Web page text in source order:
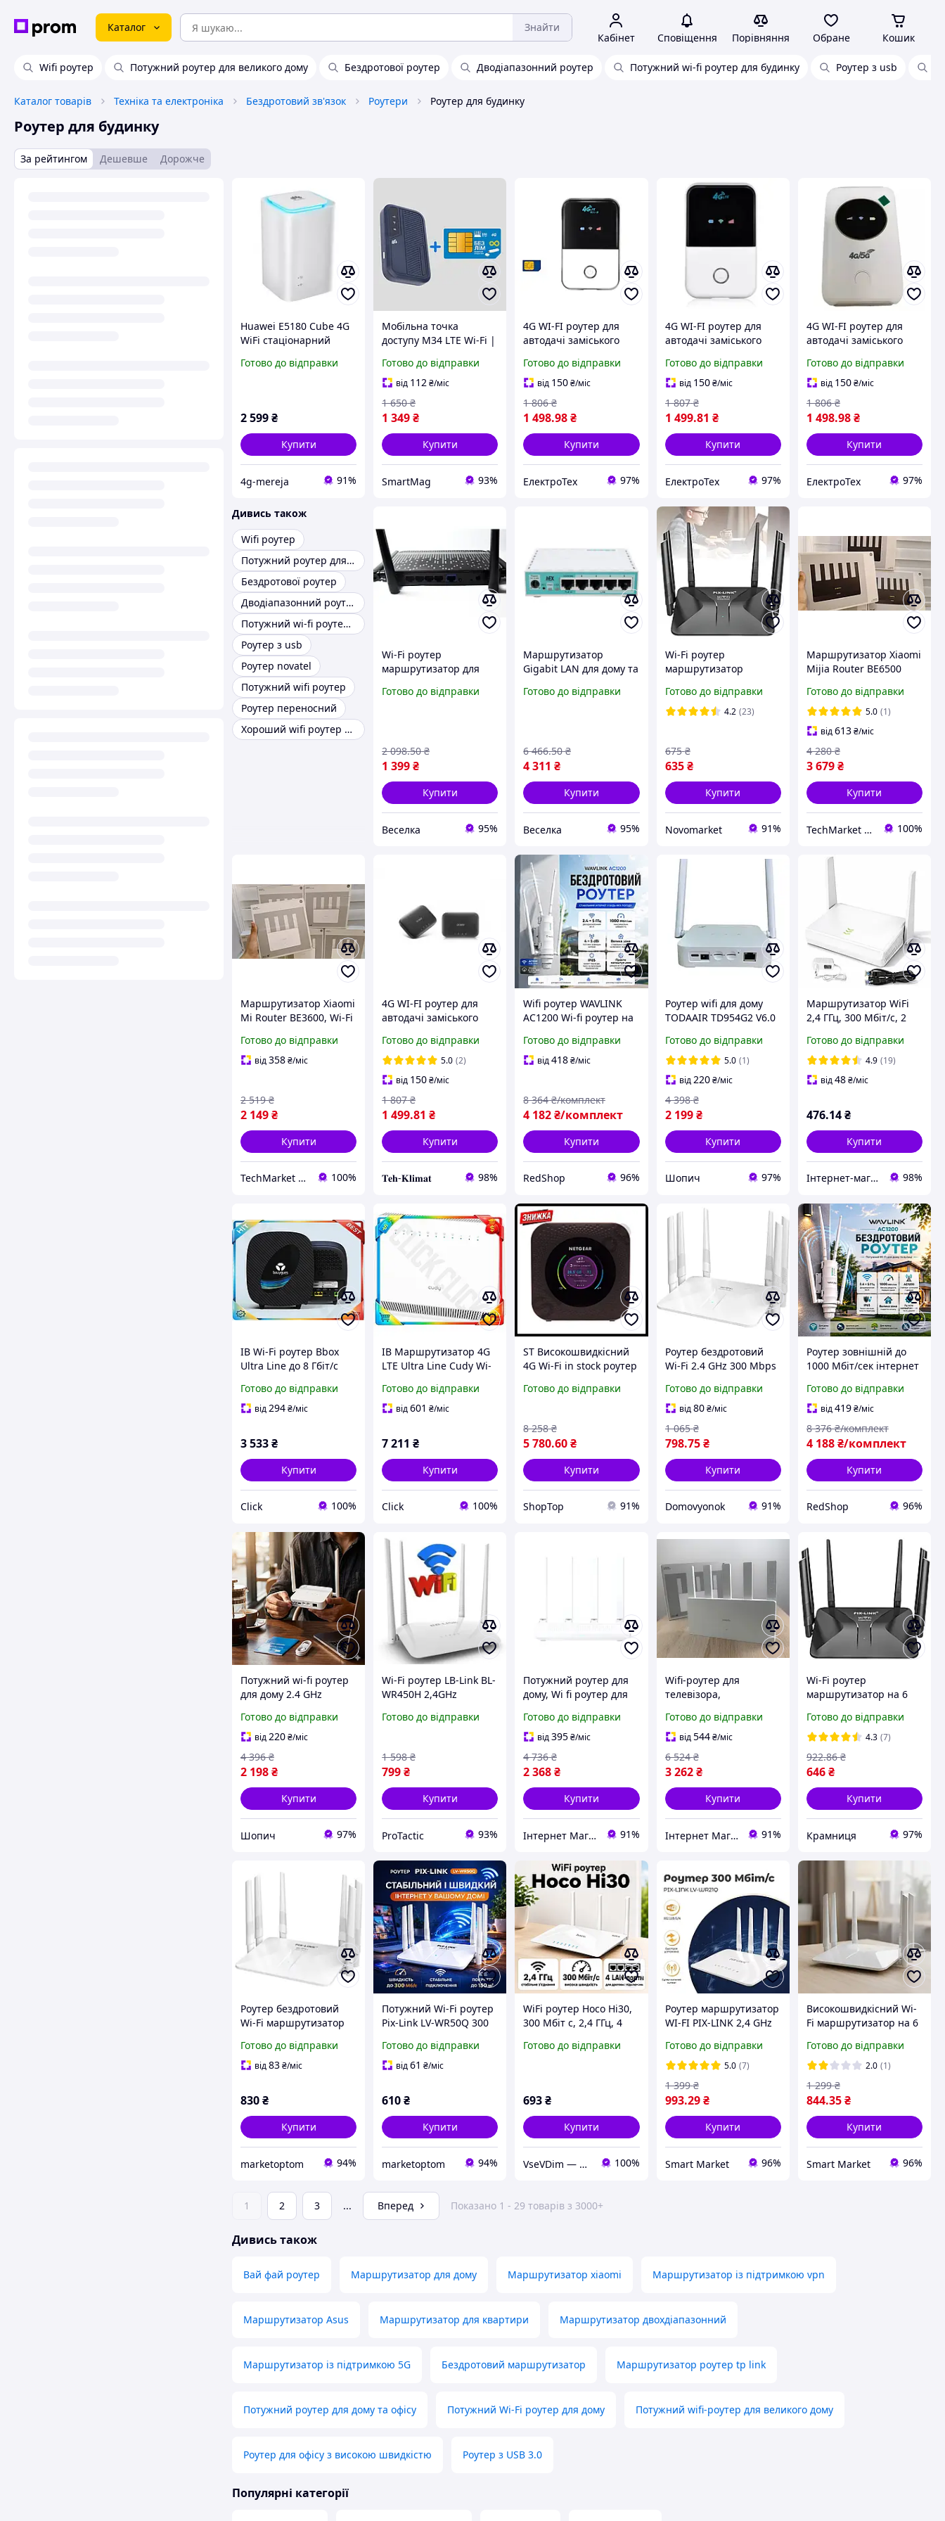
Каталог Знайти
Кабінет Сповіщення Порівняння Обране Кошик
Wifi роутер Потужний роутер для великого дому Бездротової роутер Дводіапазонний роутер Потужний wi-fi роутер для будинку Роутер з usb
Каталог товарів Техніка та електроніка Бездротовий зв'язок Роутери Роутер для будинку
Роутер для будинку
За рейтингом Дешевше Дорожче
Huawei E5180 Cube 4G
WiFi стаціонарний
швидкість до 150 Мбіт/
Готово до відправки
2 599₴
Купити
4g-mereja 91%
Мобільна точка
доступу М34 LTE Wi-Fi |
подорожей +
ПОДАРУНОК 1міс
безлімітного інтернету
Київстар
Готово до відправки
від 112₴/міс
1 349₴
1 650 ₴
Купити
SmartMag 93%
4G WI-FI роутер для
автодачі заміського
MF903 до 100 мб D2-
2026
Готово до відправки
від 150₴/міс
1 498.98₴
1 806 ₴
Купити
ЕлектроТех 97%
4G WI-FI роутер для
автодачі заміського
MF925 до 150 мб
Готово до відправки
від 150 ₴/міс
1 499.81 ₴
1 807 ₴
Купити
ЕлектроТех 97%
4G WI-FI роутер для
автодачі заміського
до 150 мб
Готово до відправки
від 150₴/міс
1 498.98₴
1 806 ₴
Купити
ЕлектроТех 97%
Дивись також
Wifi роутер
Потужний роутер для великого дому
Бездротової роутер
Дводіапазонний роутер
Потужний wi-fi роутер для будинку
Роутер з usb
Роутер novatel
Потужний wifi роутер
Роутер переносний
Хороший wifi роутер для будинку
Wi-Fi роутер
маршрутизатор для
Мбіт/с 4 антени
Готово до відправки
1 399₴
2 098.50 ₴
Купити
Веселка 95%
Маршрутизатор
Gigabit LAN для дому та
високошвидкісний
Готово до відправки
4 311 ₴
6 466.50 ₴
Купити
Веселка 95%
Wi-Fi роутер
маршрутизатор
мережі, WR50Q /
Маршрутизатор для
Готово до відправки
4.2 (23)
635 ₴
675 ₴
Купити
Novomarket 91%
Маршрутизатор Xiaomi
Mijia Router BE6500
дому та геймінгу
вайфай роутер 2.5G
швидкий
Готово до відправки
5.0 (1)
від613₴/міс
3 679₴
4 280 ₴
Купити
TechMarket UA 100%
Маршрутизатор Xiaomi
Mi Router BE3600, Wi-Fi
ГГц, Mesh System,
швидкісний роутер для
Готово до відправки
від358₴/міс
2 149₴
2 519 ₴
Купити
TechMarket UA 100%
4G WI-FI роутер для
автодачі заміського
Alcatel MW40VK роутер
Готово до відправки
5.0 (2)
від 150₴/міс
1 499.81 ₴
1 807 ₴
Купити
𝐓𝐞𝐡-𝐊𝐥𝐢𝐦𝐚𝐭 98%
Wifi роутер WAVLINK
AC1200 Wi-fi роутер на
м потужний роутер
21.5×7×7 см потужний
Готово до відправки
від418₴/міс
4 182₴/комплект
8 364 ₴/комплект
Купити
RedShop 96%
Роутер wifi для дому
TODAAIR TD954G2 V6.0
150 Мбіт/с 4g wifi
роутер із сімма картою
2 nano-SIM
Готово до відправки
5.0 (1)
від 220 ₴/міс
2 199 ₴
4 398 ₴
Купити
Шопич 97%
Маршрутизатор WiFi
2,4 ГГц, 300 Мбіт/с, 2
FI роутер / Вай фай
роутер /
Маршрутизатор для
дому та офісу
Готово до відправки
4.9 (19)
від48₴/міс
476.14₴
Купити
Інтернет-магазин "inKin" 98%
ІВ Wi-Fi роутер Bbox
Ultra Line до 8 Гбіт/с
маршрутизатор для
дому та офісу інтернет-
Готово до відправки
від294₴/міс
3 533₴
Купити
Click 100%
ІВ Маршрутизатор 4G
LTE Ultra Line Cudy Wi-
роутер для дому та
офісу інтернет моде
Готово до відправки
від601 ₴/міс
7 211 ₴
Купити
Click 100%
ST Високошвидкісний
4G Wi-Fi in stock роутер
LTE маршрутизатор
SEL26\N
Готово до відправки
5 780.60₴
8 258 ₴
Купити
ShopTop 91%
Роутер бездротовий
Wi-Fi 2.4 GHz 300 Mbps
маршрутизатор для
дому, офісу, стабільний
Wi-Fi сигнал
Готово до відправки
від80 ₴/міс
798.75 ₴
1 065 ₴
Купити
Domovyonok 91%
Роутер зовнішній до
1000 Мбіт/сек інтернет
для дому та дачі
215×70×70 мм
зовнішній Wi-Fi роутер
2.4+5 ГГц
Готово до відправки
від419₴/міс
4 188₴/комплект
8 376 ₴/комплект
Купити
RedShop 96%
Потужний wi-fi роутер
для дому 2.4 GHz
можливістю роботи з
сім-картою 2 nano-SIM
Wi-Fi-роутери до 150
Мбіт/с
Готово до відправки
від220₴/міс
2 198₴
4 396 ₴
Купити
Шопич 97%
Wi-Fi роутер LB-Link BL-
WR450H 2,4GHz
Дводиапазонний
бездротової мережі для
будинку
Готово до відправки
799₴
1 598 ₴
Купити
ProTactic 93%
Потужний роутер для
дому, Wi fi роутер для
Xiaomi, Роутер wi-fi
адаптер для
телевізора, EZA
Готово до відправки
від395₴/міс
2 368₴
4 736 ₴
Купити
Інтернет Магазин "StepShop" 91%
Wifi-роутер для
телевізора,
для дому 5011Mbps
Xiaomi, Вай фай роутер
у комп'ютер, Wi fi
роутер комп'ютер, BSP
Готово до відправки
від544 ₴/міс
3 262 ₴
6 524 ₴
Купити
Інтернет Магазин "StepShop" 91%
Wi-Fi роутер
маршрутизатор на 6
ГГц, WR50Q, Чорний /
Вай Фай
маршрутизатор /
Роутер для дому
Готово до відправки
4.3 (7)
646₴
922.86 ₴
Купити
Крамниця 97%
Роутер бездротовий
Wi-Fi маршрутизатор
стабільного інтернету
Готово до відправки
від83₴/міс
830₴
Купити
marketoptom 94%
Потужний Wi-Fi роутер
Pix-Link LV-WR50Q 300
бездротовий
маршрутизатор 2.4
для дому
Готово до відправки
від61 ₴/міс
610₴
Купити
marketoptom 94%
WiFi роутер Hoco Hi30,
300 Мбіт с, 2,4 ГГц, 4
маршрутизатор для
білий
Готово до відправки
693₴
Купити
VseVDim — товари, що роблять життя простішим 100%
Роутер маршрутизатор
WI-FI PIX-LINK 2,4 GHz
фай роутер для дому та
офісу, Wifi роутер
Готово до відправки
5.0 (7)
993.29 ₴
1 399 ₴
Купити
Smart Market 96%
Високошвидкісний Wi-
Fi маршрутизатор на 6
LINK LV WR50Q / Роутер
WiFi / Маршрутизатор /
Роутер для дому
Готово до відправки
2.0 (1)
844.35₴
1 299 ₴
Купити
Smart Market 96%
1 2 3 ... Вперед Показано 1 - 29 товарів з 3000+
Дивись також
Вай фай роутер Маршрутизатор для дому Маршрутизатор xiaomi Маршрутизатор із підтримкою vpn
Маршрутизатор Asus Маршрутизатор для квартири Маршрутизатор двохдіапазонний
Маршрутизатор із підтримкою 5G Бездротовий маршрутизатор Маршрутизатор роутер tp link
Потужний роутер для дому та офісу Потужний Wi-Fi роутер для дому Потужний wifi-роутер для великого дому
Роутер для офісу з високою швидкістю Роутер з USB 3.0
Популярні категорії